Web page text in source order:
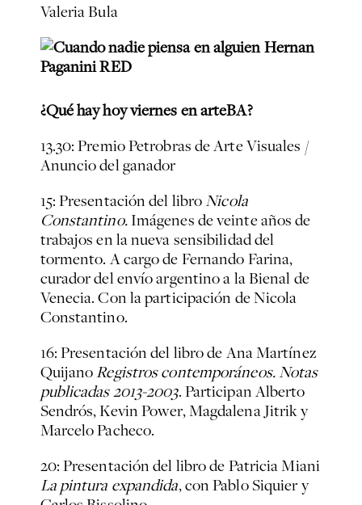
Valeria Bula
¿Qué hay hoy viernes en arteBA?
13.30: Premio Petrobras de Arte Visuales /
Anuncio del ganador
15: Presentación del libroNicola
Constantino.Imágenes de veinte años de
trabajos en la nueva sensibilidad del
tormento. A cargo de Fernando Farina,
curador del envío argentino a la Bienal de
Venecia. Con la participación de Nicola
Constantino.
16: Presentación del libro de Ana Martínez
QuijanoRegistros contemporáneos. Notas
publicadas 2013-2003. Participan Alberto
Sendrós, Kevin Power, Magdalena Jitrik y
Marcelo Pacheco.
20: Presentación del libro de Patricia Miani
La pintura expandida, con Pablo Siquier y